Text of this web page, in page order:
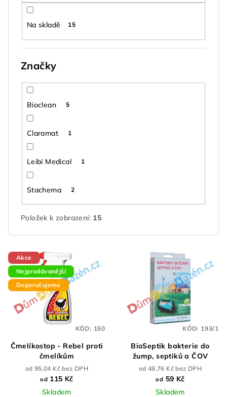
Na skladě 15
Značky
Bioclean 5
Claramat 1
Leibi Medical 1
Stachema 2
Položek k zobrazení: 15
V
ý
p
o
Akce
Nejprodávanější
Doporučujeme
Čmelíkostop - Rebel proti
čmelíkům
od 95,04 Kč bez DPH
od 115 Kč
Skladem
KÓD: 150
BioSeptik bakterie do
žump, septiků a ČOV
od 48,76 Kč bez DPH
od 59 Kč
Skladem
KÓD: 193/1